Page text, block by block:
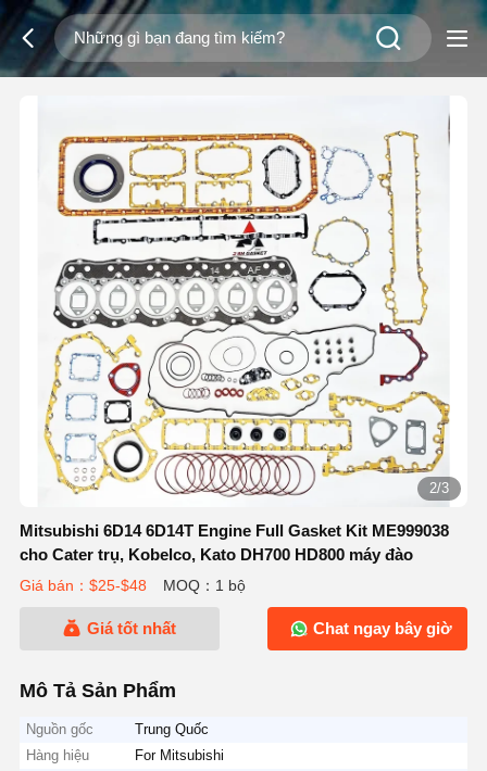
2/3
Mitsubishi 6D14 6D14T Engine Full Gasket Kit ME999038
cho Cater trụ, Kobelco, Kato DH700 HD800 máy đào
Giá bán：$25-$48 MOQ：1 bộ
Giá tốt nhất Chat ngay bây giờ
Mô Tả Sản Phẩm
Nguồn gốc
Trung Quốc
Hàng hiệu
For Mitsubishi